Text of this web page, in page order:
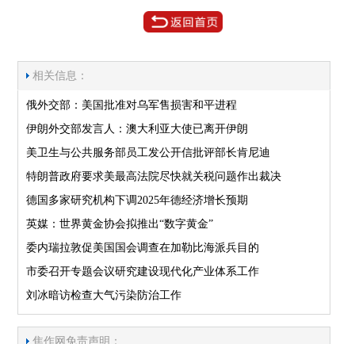
相关信息：
俄外交部：美国批准对乌军售损害和平进程
伊朗外交部发言人：澳大利亚大使已离开伊朗
美卫生与公共服务部员工发公开信批评部长肯尼迪
特朗普政府要求美最高法院尽快就关税问题作出裁决
德国多家研究机构下调2025年德经济增长预期
英媒：世界黄金协会拟推出“数字黄金”
委内瑞拉敦促美国国会调查在加勒比海派兵目的
市委召开专题会议研究建设现代化产业体系工作
刘冰暗访检查大气污染防治工作
焦作网免责声明：